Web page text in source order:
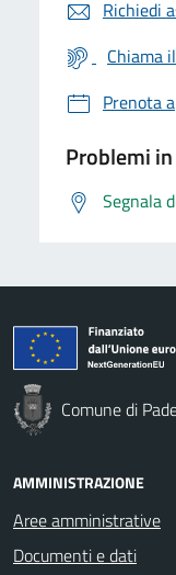
Richiedi
Chiama
Prenota
Problemi
Segnala
Comune di
AMMINISTRAZIONE
Aree amministrative
Documenti e dati